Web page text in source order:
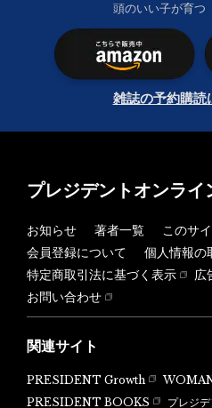
頭のいい子が育つ
雑誌の予約購読
プレジデントオンライ
お知らせ 著者一覧
このサ
会員登録について
個人情報の
特定商取引法に基づく表示
広
お問い合わせ
関連サイト
PRESIDENT Growth
PRESIDENT BOOKS
プレジ